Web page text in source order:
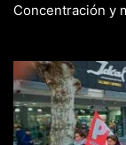
Concentración y